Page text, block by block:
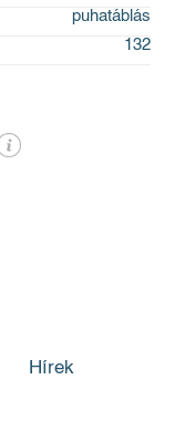
puhatáblás
132
Hírek